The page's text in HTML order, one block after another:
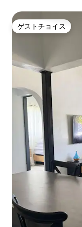
ゲストチョイス
ゲストチョイス